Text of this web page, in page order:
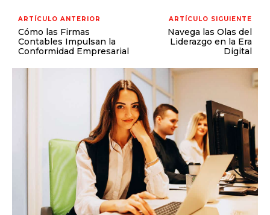
ARTÍCULO ANTERIOR
Cómo las Firmas
Contables Impulsan la
Conformidad Empresarial
ARTÍCULO SIGUIENTE
Navega las Olas del
Liderazgo en la Era
Digital